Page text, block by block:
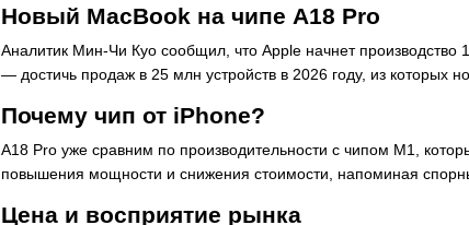
Новый MacBook на чипе A18 Pro
Аналитик Мин-Чи Куо сообщил, что Apple начнет
— достичь продаж в 25 млн устройств в 2026 году, из которых
Почему чип от iPhone?
A18 Pro уже сравним по производительности с чипом M1,
повышения мощности и снижения стоимости, напоминая
Цена и восприятие рынка